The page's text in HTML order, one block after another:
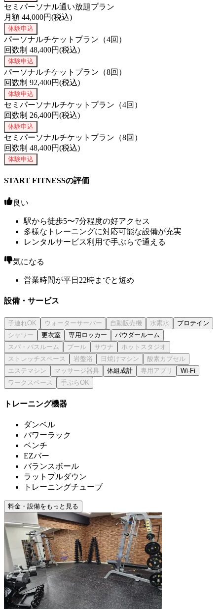
セミパーソナル通い放題プラン
月額 44,000円(税込)
体験申込
パーソナルチケットプラン（4回）
回数制 48,400円(税込)
体験申込
パーソナルチケットプラン（8回）
回数制 92,400円(税込)
体験申込
セミパーソナルチケットプラン（4回）
回数制 26,400円(税込)
体験申込
セミパーソナルチケットプラン（8回）
回数制 48,400円(税込)
体験申込
START FITNESSの評価
良い
駅から徒歩5〜7分程度の好アクセス
多様なトレーニングに対応可能な設備が充実
レンタルサービス利用で手ぶらで通える
気になる
営業時間が平日22時までと短め
設備・サービス
プロテイン
更衣室
専用ロッカー パウダールーム
体組成計 Wi-Fi
トレーニング機器
ダンベル
パワーラック
ベンチ
EZバー
バランスボール
ラットプルダウン
トレーニングチューブ
料金・設備をもっと見る